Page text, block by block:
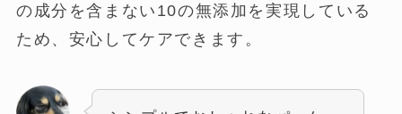
の成分を含まない10の無添加を実現している
ため、安心してケアできます。